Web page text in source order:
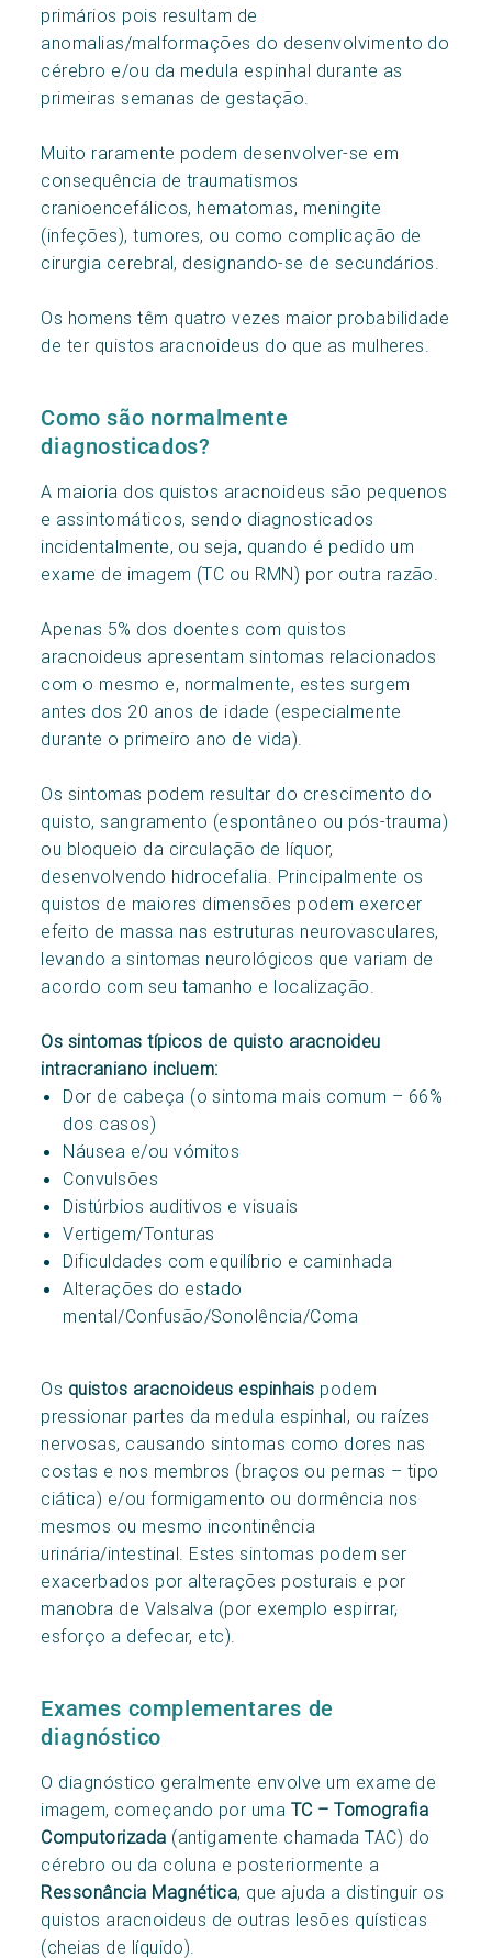
primários pois resultam de
anomalias/malformações do desenvolvimento do
cérebro e/ou da medula espinhal durante as
primeiras semanas de gestação.
Muito raramente podem desenvolver-se em
consequência de traumatismos
cranioencefálicos, hematomas, meningite
(infeções), tumores, ou como complicação de
cirurgia cerebral, designando-se de secundários.
Os homens têm quatro vezes maior probabilidade
de ter quistos aracnoideus do que as mulheres.
Como são normalmente
diagnosticados?
A maioria dos quistos aracnoideus são pequenos
e assintomáticos, sendo diagnosticados
incidentalmente, ou seja, quando é pedido um
exame de imagem (TC ou RMN) por outra razão.
Apenas 5% dos doentes com quistos
aracnoideus apresentam sintomas relacionados
com o mesmo e, normalmente, estes surgem
antes dos 20 anos de idade (especialmente
durante o primeiro ano de vida).
Os sintomas podem resultar do crescimento do
quisto, sangramento (espontâneo ou pós-trauma)
ou bloqueio da circulação de líquor,
desenvolvendo hidrocefalia. Principalmente os
quistos de maiores dimensões podem exercer
efeito de massa nas estruturas neurovasculares,
levando a sintomas neurológicos que variam de
acordo com seu tamanho e localização.
Os sintomas típicos de quisto aracnoideu
intracraniano incluem:
Dor de cabeça (o sintoma mais comum – 66%
dos casos)
Náusea e/ou vómitos
Convulsões
Distúrbios auditivos e visuais
Vertigem/Tonturas
Dificuldades com equilíbrio e caminhada
Alterações do estado
mental/Confusão/Sonolência/Coma
Os quistos aracnoideus espinhais podem
pressionar partes da medula espinhal, ou raízes
nervosas, causando sintomas como dores nas
costas e nos membros (braços ou pernas – tipo
ciática) e/ou formigamento ou dormência nos
mesmos ou mesmo incontinência
urinária/intestinal. Estes sintomas podem ser
exacerbados por alterações posturais e por
manobra de Valsalva (por exemplo espirrar,
esforço a defecar, etc).
Exames complementares de
diagnóstico
O diagnóstico geralmente envolve um exame de
imagem, começando por uma TC – Tomografia
Computorizada (antigamente chamada TAC) do
cérebro ou da coluna e posteriormente a
Ressonância Magnética, que ajuda a distinguir os
quistos aracnoideus de outras lesões quísticas
(cheias de líquido).